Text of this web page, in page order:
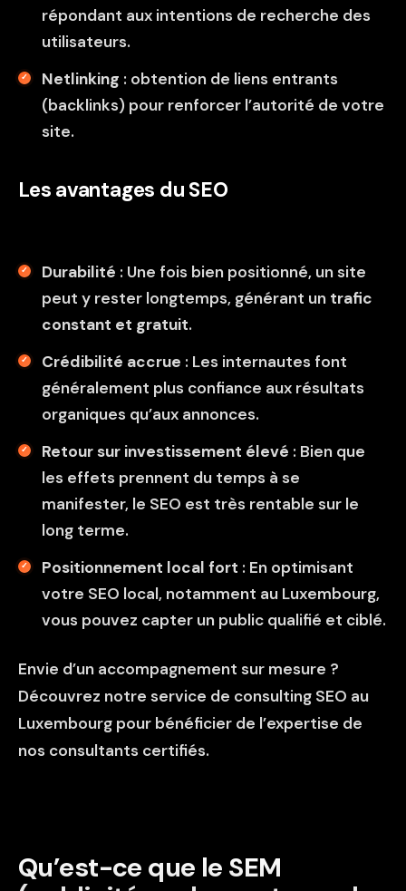
répondant aux intentions de recherche des
utilisateurs.
Netlinking : obtention de liens entrants
(backlinks) pour renforcer l’autorité de votre
site.
Les avantages du SEO
Durabilité : Une fois bien positionné, un site
peut y rester longtemps, générant un trafic
constant et gratuit.
Crédibilité accrue : Les internautes font
généralement plus confiance aux résultats
organiques qu’aux annonces.
Retour sur investissement élevé : Bien que
les effets prennent du temps à se
manifester, le SEO est très rentable sur le
long terme.
Positionnement local fort : En optimisant
votre SEO local, notamment au Luxembourg,
vous pouvez capter un public qualifié et ciblé.
Envie d’un accompagnement sur mesure ?
Découvrez notre service de consulting SEO au
Luxembourg pour bénéficier de l’expertise de
nos consultants certifiés.
Qu’est-ce que le SEM